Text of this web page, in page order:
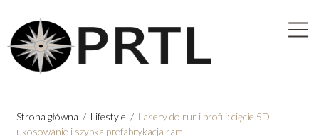
Strona główna / Lifestyle / Lasery do rur i profili: cięcie 5D,
ukosowanie i szybka prefabrykacja ram